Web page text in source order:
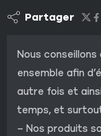
Partager
Nous
ensemble afin
autre fois et
temps, et
– Nos produits